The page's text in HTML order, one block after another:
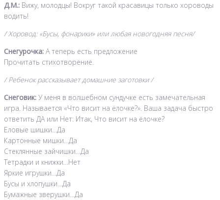
Д.М.: Вижу, молодцы! Вокруг такой красавицы только хороводы
водить!
/ Хоровод: «Бусы, фонарики» или любая новогодняя песня/
Снегурочка: А теперь есть предложение
Прочитать стихотворение.
/ Ребенок рассказывает домашние заготовки /
Снеговик: У меня в волшебном сундучке есть замечательная
игра. Называется «Что висит на ёлочке?». Ваша задача быстро
ответить ДА или Нет: Итак, Что висит на ёлочке?
Еловые шишки…Да
Картонные мишки…Да
Стеклянные зайчишки…Да
Тетрадки и книжки…Нет
Яркие игрушки…Да
Бусы и хлопушки…Да
Бумажные зверушки…Да